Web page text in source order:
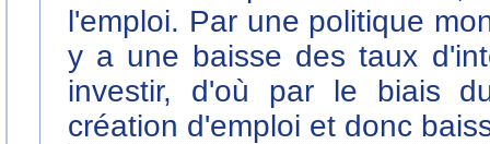
l'emploi. Par une politique
y a une baisse des taux
investir, d'où par le biais
création d'emploi et donc